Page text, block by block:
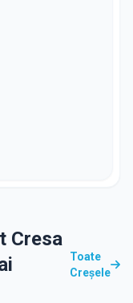
Cresa
Toate
Creșele